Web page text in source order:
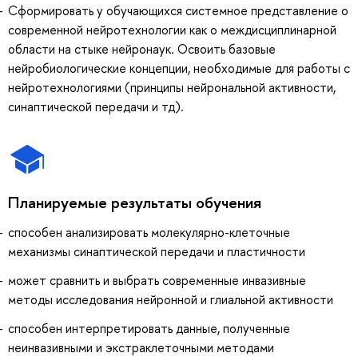
Сформировать у обучающихся системное представление о
современной нейротехнологии как о междисциплинарной
области на стыке нейронаук. Освоить базовые
нейробиологические концепции, необходимые для работы с
нейротехнологиями (принципы нейрональной активности,
синаптической передачи и тд).
Планируемые результаты обучения
способен анализировать молекулярно-клеточные
механизмы синаптической передачи и пластичности
может сравнить и выбрать современные инвазивные
методы исследования нейронной и глиальной активности
способен интерпретировать данные, полученные
неинвазивными и экстраклеточными методами